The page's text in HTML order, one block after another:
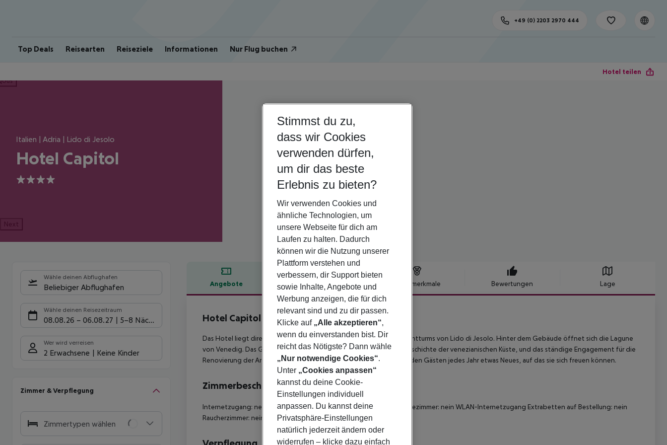
Top Deals Reisearten Reiseziele Informationen Nur Flug buchen
+49 (0) 2203 2970 444
Hotel teilen
Italien | Adria | Lido di Jesolo
Hotel Capitol
4
Next
Wähle deinen Abflughafen
Beliebiger Abflughafen
Wähle deinen Reisezeitraum
08.08.26 – 06.08.27 5-8 Nächte
Wer wird verreisen
2 Erwachsene Keine Kinder
Zimmer & Verpflegung
Zimmertypen wählen
Angebote Hotelbeschreibung Hotelmerkmale Bewertungen Lage
Hotelbeschreibung
Hotel Capitol
Das Hotel liegt direkt am Meer, in der Nähe des eindrucksvollen Leuchtturms von Lido di Jesolo. Hinter dem Gebäude öffnet sich die Lagune
von Venedig. Das Gebäude ist Teil der touristischen Entwicklungsgeschichte der venezianischen Küste, und das ständige Engagement für die
Renovierung der Architektur des Hotels aus den 60er Jahren bietet den Gästen jedes Jahr etwas Neues, auf das sie sich freuen können.
Zimmerbeschreibung
Internetzugang: nein Für Rollstühle geeignet: nein Barrierefreies Badezimmer: nein WLAN-Internetzugang Extrabetten auf Bestellung: nein
Raucherzimmer: nein Zimmergröße (m²): 30
Stimmst du zu,
dass wir Cookies
verwenden dürfen,
um dir das beste
Erlebnis zu bieten?
Wir verwenden Cookies und
ähnliche Technologien, um
unsere Webseite für dich am
Laufen zu halten. Dadurch
können wir die Nutzung unserer
Plattform verstehen und
verbessern, dir Support bieten
sowie Inhalte, Angebote und
Werbung anzeigen, die für dich
relevant sind und zu dir passen.
Klicke auf „Alle akzeptieren“,
wenn du einverstanden bist. Dir
reicht das Nötigste? Dann wähle
„Nur notwendige Cookies“.
Unter „Cookies anpassen“
kannst du deine Cookie-
Einstellungen individuell
anpassen. Du kannst deine
Privatsphäre-Einstellungen
natürlich jederzeit ändern oder
widerrufen – klicke dazu einfach